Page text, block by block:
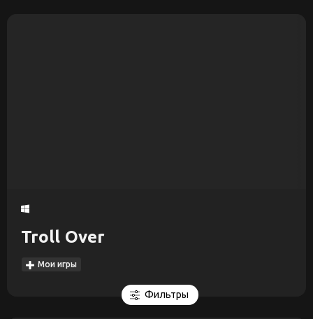
Troll Over
Мои игры
Фильтры